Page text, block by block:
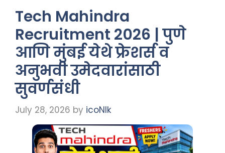
Tech Mahindra
Recruitment 2026 | पुणे
आणि मुंबई येथे फ्रेशर्स व
अनुभवी उमेदवारांसाठी
सुवर्णसंधी
July 28, 2026 by icoNIk